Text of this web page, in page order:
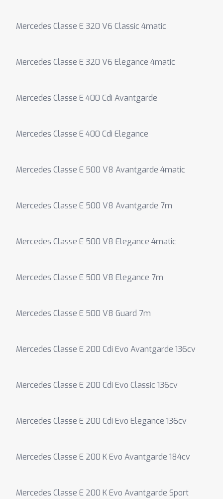
Mercedes Classe E 320 V6 Classic 4matic
Mercedes Classe E 320 V6 Elegance 4matic
Mercedes Classe E 400 Cdi Avantgarde
Mercedes Classe E 400 Cdi Elegance
Mercedes Classe E 500 V8 Avantgarde 4matic
Mercedes Classe E 500 V8 Avantgarde 7m
Mercedes Classe E 500 V8 Elegance 4matic
Mercedes Classe E 500 V8 Elegance 7m
Mercedes Classe E 500 V8 Guard 7m
Mercedes Classe E 200 Cdi Evo Avantgarde 136cv
Mercedes Classe E 200 Cdi Evo Classic 136cv
Mercedes Classe E 200 Cdi Evo Elegance 136cv
Mercedes Classe E 200 K Evo Avantgarde 184cv
Mercedes Classe E 200 K Evo Avantgarde Sport